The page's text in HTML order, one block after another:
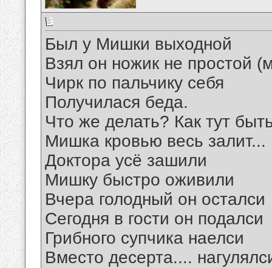
Был у Мишки выходной
Взял он ножик не простой
Чирк по пальчику себя
Получилася беда.
Что же делать? Как тут
Мишка кровью весь залит...
Доктора усё зашили
Мишку быстро оживили
Вчера голодный он осталси
Сегодня в гости он подалси
Грибного супчика наелси
Вместо десерта....